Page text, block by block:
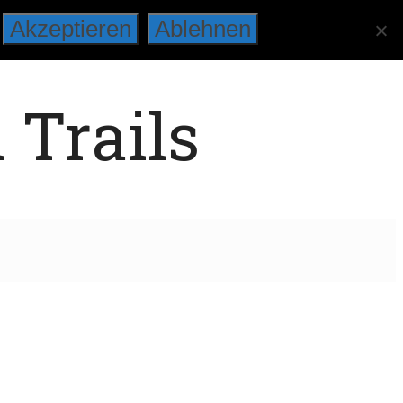
Trails
Akzeptieren Ablehnen